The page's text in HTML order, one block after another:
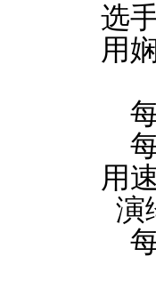
选
用
用
演